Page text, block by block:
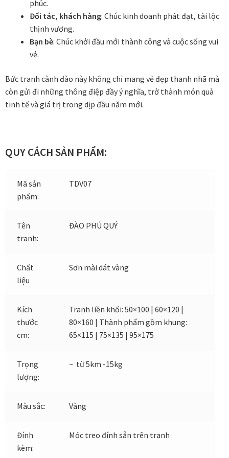
Tranh tặng khai trương
Tranh tặng sếp cao cấp
Tranh tặng tân gia
Tranh theo phong cách thiết kế
Tranh treo phòng khách
Tranh treo phòng làm việc giám đốc
Tranh treo phòng thờ
Tranh treo tường
Ưu đãi khung tranh
Ưu đãi tranh sơn dầu
VIDEO
phúc.
Đối tác, khách hàng: Chúc kinh doanh phát đạt, tài lộc
thịnh vượng.
Bạn bè: Chúc khởi đầu mới thành công và cuộc sống vui
vẻ.
Bức tranh cành đào này không chỉ mang vẻ đẹp thanh nhã mà
còn gửi đi những thông điệp đầy ý nghĩa, trở thành món quà
tinh tế và giá trị trong dịp đầu năm mới.
QUY CÁCH SẢN PHẨM:
Mã sản
phẩm:
TDV07
Tên
tranh:
ĐÀO PHÚ QUÝ
Chất
liệu
Sơn mài dát vàng
Kích
thước
cm:
Tranh liền khối: 50×100 | 60×120 |
80×160 | Thành phẩm gồm khung:
65×115 | 75×135 | 95×175
Trọng
lượng:
~ từ 5km -15kg
Màu sắc: Vàng
Đính
kèm:
Móc treo đính sẵn trên tranh